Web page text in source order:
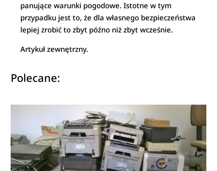
panujące warunki pogodowe. Istotne w tym
przypadku jest to, że dla własnego bezpieczeństwa
lepiej zrobić to zbyt późno niż zbyt wcześnie.
Artykuł zewnętrzny.
Polecane: